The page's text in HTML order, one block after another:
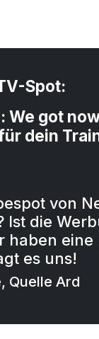
Spot:
We got
dein
von
Ist die
haben
es uns!
Quelle Ard